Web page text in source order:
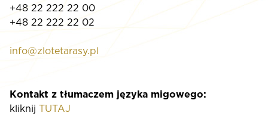
+48 22 222 22 00
+48 22 222 22 02
info@zlotetarasy.pl
Kontakt z tłumaczem języka migowego:
kliknij TUTAJ